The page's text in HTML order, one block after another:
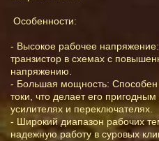
Особенности:
- Высокое рабочее напряжение:
транзистор в схемах с
напряжению.
- Большая мощность: Способен
токи, что делает его
усилителях и переключателях.
- Широкий диапазон рабочих
надежную работу в суровых